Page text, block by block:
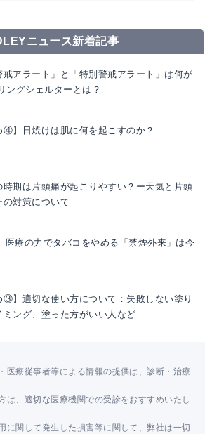
ニュース新着記事
戒アラート」と「特別警戒アラート」は何が
ングシェルターとは？
④】日焼けは肌に何を起こすのか？
時期は片頭痛が起こりやすい？ー天気と片頭
の対策について
医療の力でタバコをやめる「禁煙外来」は今
③】適切な使い方について：失敗しない塗り
ミング、塗った方がいい人など
医療従事者等による情報の提供は、診断・治療
は、適切な医療機関での受診をおすすめいたし
に関して発生した損害等に関して、弊社は一切